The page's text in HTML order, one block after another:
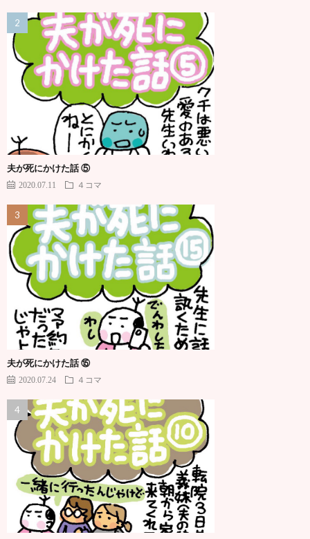
夫が死にかけた話 ⑤
2020.07.11 ４コマ
夫が死にかけた話 ⑮
2020.07.24 ４コマ